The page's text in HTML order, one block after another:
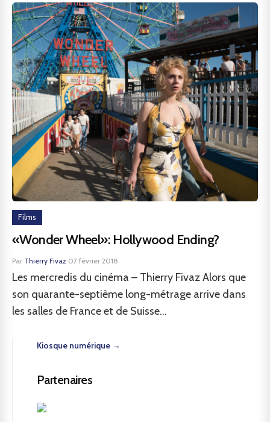
Films
«Wonder Wheel»: Hollywood Ending?
Par Thierry Fivaz·07 février 2018
Les mercredis du cinéma – Thierry Fivaz Alors que
son quarante-septième long-métrage arrive dans
les salles de France et de Suisse...
Kiosque numérique →
Partenaires